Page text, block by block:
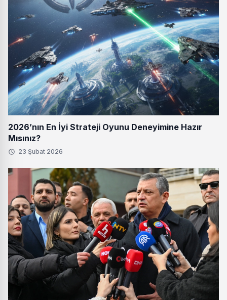
2026’nın En İyi Strateji Oyunu Deneyimine Hazır
Mısınız?
23 Şubat 2026